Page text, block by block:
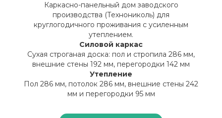
Каркасно-панельный дом заводского
производства (Технониколь) для
круглогодичного проживания с усиленным
утеплением.
Силовой каркас
Сухая строганая доска: пол и стропила 286 мм,
внешние стены 192 мм, перегородки 142 мм
Утепление
Пол 286 мм, потолок 286 мм, внешние стены 242
мм и перегородки 95 мм